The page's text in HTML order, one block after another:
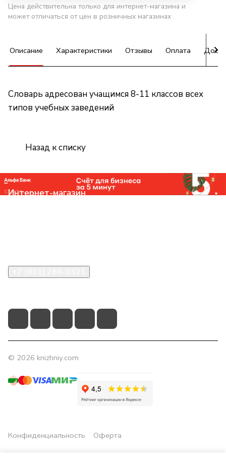
Цена действительна только для интернет-магазина и
может отличаться от цен в розничных магазинах
Описание Характеристики Отзывы Оплата
Словарь адресован учащимся 8-11 классов всех
типов учебных заведений
Назад к списку
Интернет-магазин
© 2026 knizhniy.com
Конфиденциальность Оферта